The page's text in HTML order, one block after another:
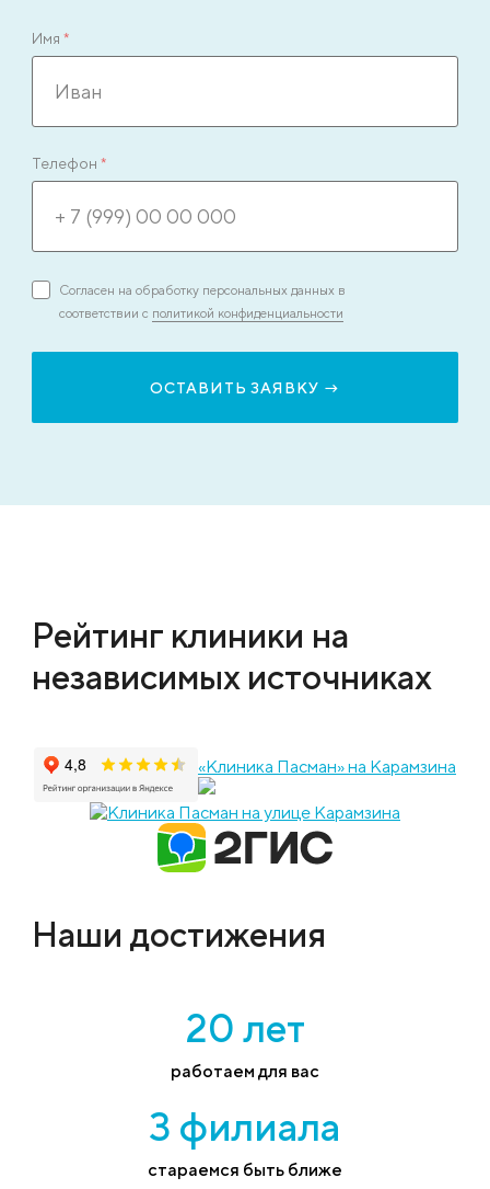
Имя *
Телефон *
Согласен на обработку персональных данных в
соответствии с политикой конфиденциальности
Рейтинг клиники на
независимых источниках
«Клиника Пасман» на Карамзина
Наши достижения
20 лет
работаем для вас
3 филиала
стараемся быть ближе